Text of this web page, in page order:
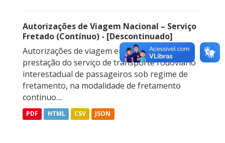
Autorizações de Viagem Nacional – Serviço
Fretado (Contínuo) - [Descontinuado]
Autorizações de viagem emitidas para a
prestação do serviço de transporte rodoviário
interestadual de passageiros sob regime de
fretamento, na modalidade de fretamento
contínuo....
PDF HTML CSV JSON